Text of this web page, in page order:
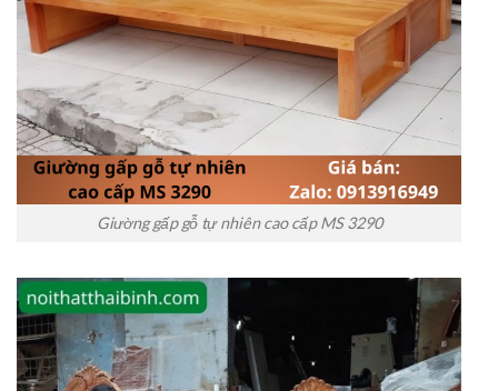
Giường gấp gỗ tự nhiên cao cấp MS 3290